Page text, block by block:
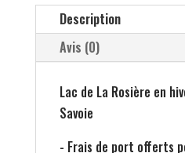
Courchevel
Maxime
Description
Avis (0)
Lac de La Rosière en
Savoie
- Frais de port offerts